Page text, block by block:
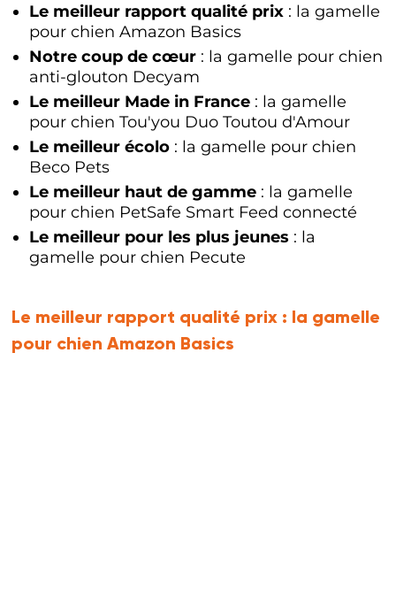
Le meilleur rapport qualité prix : la gamelle
pour chien Amazon Basics
Notre coup de cœur : la gamelle pour chien
anti-glouton Decyam
Le meilleur Made in France : la gamelle
pour chien Tou'you Duo Toutou d'Amour
Le meilleur écolo : la gamelle pour chien
Beco Pets
Le meilleur haut de gamme : la gamelle
pour chien PetSafe Smart Feed connecté
Le meilleur pour les plus jeunes : la
gamelle pour chien Pecute
Le meilleur rapport qualité prix : la gamelle
pour chien Amazon Basics